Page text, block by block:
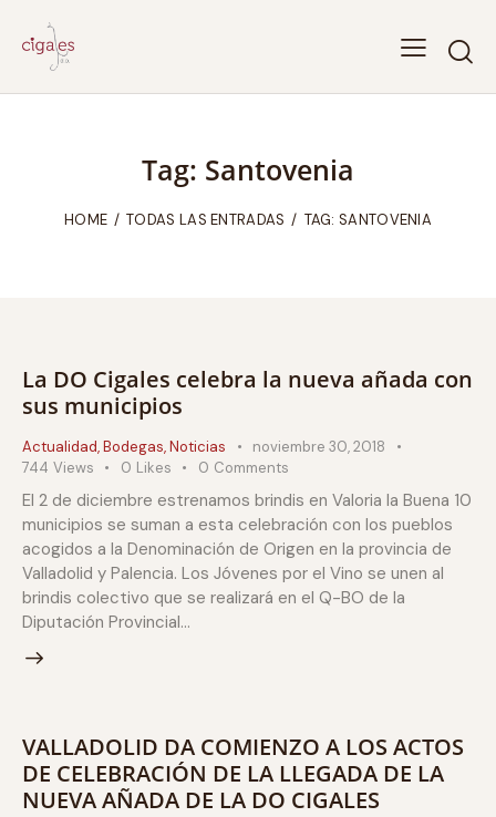
Tag: Santovenia
HOME TODAS LAS ENTRADAS TAG: SANTOVENIA
La DO Cigales celebra la nueva añada con
sus municipios
Actualidad,Bodegas,Noticias
noviembre 30, 2018
744 Views 0 Likes 0 Comments
El 2 de diciembre estrenamos brindis en Valoria la Buena 10
municipios se suman a esta celebración con los pueblos
acogidos a la Denominación de Origen en la provincia de
Valladolid y Palencia. Los Jóvenes por el Vino se unen al
brindis colectivo que se realizará en el Q-BO de la
Diputación Provincial…
VALLADOLID DA COMIENZO A LOS ACTOS
DE CELEBRACIÓN DE LA LLEGADA DE LA
NUEVA AÑADA DE LA DO CIGALES